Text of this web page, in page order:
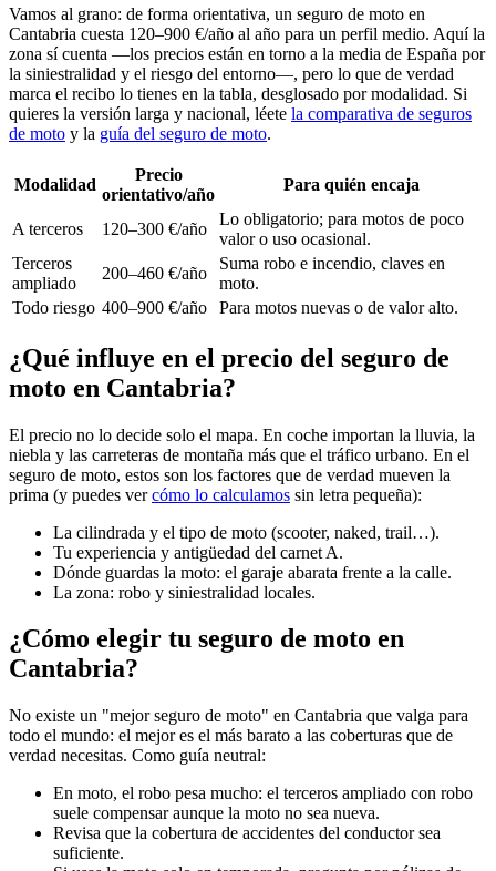
Vamos al grano: de forma orientativa, un seguro de moto en
Cantabria cuesta 120–900 €/año al año para un perfil medio. Aquí la
zona sí cuenta —los precios están en torno a la media de España por
la siniestralidad y el riesgo del entorno—, pero lo que de verdad
marca el recibo lo tienes en la tabla, desglosado por modalidad. Si
quieres la versión larga y nacional, léete la comparativa de seguros
de moto y la guía del seguro de moto.
Modalidad
Precio
orientativo/año
Para quién encaja
A terceros 120–300 €/año
Lo obligatorio; para motos de poco
valor o uso ocasional.
Terceros
ampliado
200–460 €/año
Suma robo e incendio, claves en
moto.
Todo riesgo 400–900 €/año Para motos nuevas o de valor alto.
¿Qué influye en el precio del seguro de
moto en Cantabria?
El precio no lo decide solo el mapa. En coche importan la lluvia, la
niebla y las carreteras de montaña más que el tráfico urbano. En el
seguro de moto, estos son los factores que de verdad mueven la
prima (y puedes vercómo lo calculamos sin letra pequeña):
La cilindrada y el tipo de moto (scooter, naked, trail…).
Tu experiencia y antigüedad del carnet A.
Dónde guardas la moto: el garaje abarata frente a la calle.
La zona: robo y siniestralidad locales.
¿Cómo elegir tu seguro de moto en
Cantabria?
No existe un "mejor seguro de moto" en Cantabria que valga para
todo el mundo: el mejor es el más barato a las coberturas que de
verdad necesitas. Como guía neutral:
En moto, el robo pesa mucho: el terceros ampliado con robo
suele compensar aunque la moto no sea nueva.
Revisa que la cobertura de accidentes del conductor sea
suficiente.